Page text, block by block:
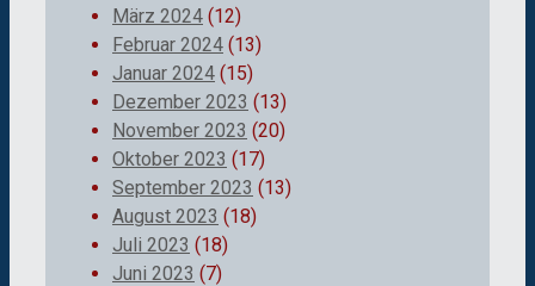
März 2024 (12)
Februar 2024 (13)
Januar 2024 (15)
Dezember 2023 (13)
November 2023 (20)
Oktober 2023 (17)
September 2023 (13)
August 2023 (18)
Juli 2023 (18)
Juni 2023 (7)